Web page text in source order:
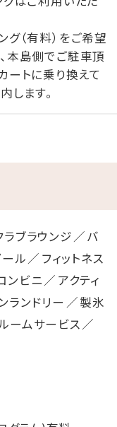
（有料）をご希望
本島側でご駐車頂
ートに乗り換えて
します。
ラブラウンジ
バ
ル
フィットネス
ンビニ
アクティ
ランドリー
製氷
ームサービス